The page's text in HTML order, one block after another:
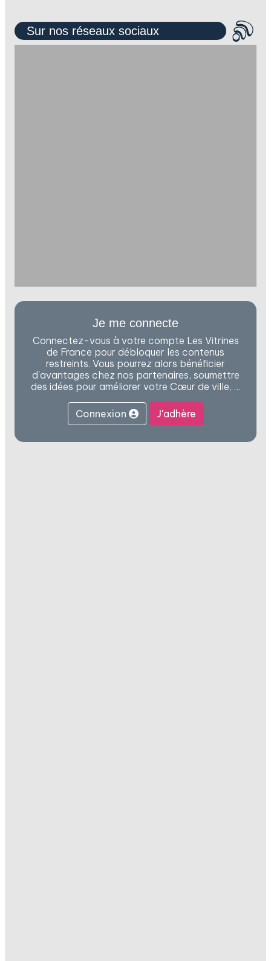
Sur nos réseaux sociaux
Je me connecte
Connectez-vous à votre compte Les Vitrines
de France pour débloquer les contenus
restreints. Vous pourrez alors bénéficier
d'avantages chez nos partenaires, soumettre
des idées pour améliorer votre Cœur de ville, …
Connexion J'adhère